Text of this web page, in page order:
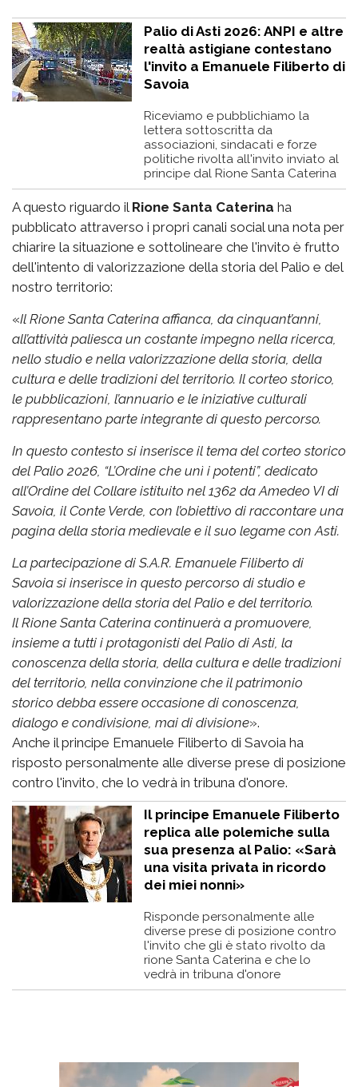
Palio di Asti 2026: ANPI e altre
realtà astigiane contestano
l'invito a Emanuele Filiberto di
Savoia
Riceviamo e pubblichiamo la
lettera sottoscritta da
associazioni, sindacati e forze
politiche rivolta all'invito inviato al
principe dal Rione Santa Caterina
A questo riguardo il Rione Santa Caterina ha
pubblicato attraverso i propri canali social una nota per
chiarire la situazione e sottolineare che l'invito è frutto
dell'intento di valorizzazione della storia del Palio e del
nostro territorio:
«Il Rione Santa Caterina affianca, da cinquant’anni,
all’attività paliesca un costante impegno nella ricerca,
nello studio e nella valorizzazione della storia, della
cultura e delle tradizioni del territorio. Il corteo storico,
le pubblicazioni, l’annuario e le iniziative culturali
rappresentano parte integrante di questo percorso.
In questo contesto si inserisce il tema del corteo storico
del Palio 2026, “L’Ordine che unì i potenti”, dedicato
all’Ordine del Collare istituito nel 1362 da Amedeo VI di
Savoia, il Conte Verde, con l’obiettivo di raccontare una
pagina della storia medievale e il suo legame con Asti.
La partecipazione di S.A.R. Emanuele Filiberto di
Savoia si inserisce in questo percorso di studio e
valorizzazione della storia del Palio e del territorio.
Il Rione Santa Caterina continuerà a promuovere,
insieme a tutti i protagonisti del Palio di Asti, la
conoscenza della storia, della cultura e delle tradizioni
del territorio, nella convinzione che il patrimonio
storico debba essere occasione di conoscenza,
dialogo e condivisione, mai di divisione».
Anche il principe Emanuele Filiberto di Savoia ha
risposto personalmente alle diverse prese di posizione
contro l'invito, che lo vedrà in tribuna d'onore.
Il principe Emanuele Filiberto
replica alle polemiche sulla
sua presenza al Palio: «Sarà
una visita privata in ricordo
dei miei nonni»
Risponde personalmente alle
diverse prese di posizione contro
l'invito che gli è stato rivolto da
rione Santa Caterina e che lo
vedrà in tribuna d'onore